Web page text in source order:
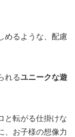
めるような、配慮
れるユニークな遊
と転がる仕掛けな
、お子様の想像力